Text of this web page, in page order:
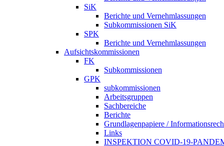
SiK
Berichte und Vernehmlassungen
Subkommissionen SiK
SPK
Berichte und Vernehmlassungen
Aufsichtskommissionen
FK
Subkommissionen
GPK
subkommissionen
Arbeitsgruppen
Sachbereiche
Berichte
Grundlagenpapiere /
Links
INSPEKTION COVID-19-